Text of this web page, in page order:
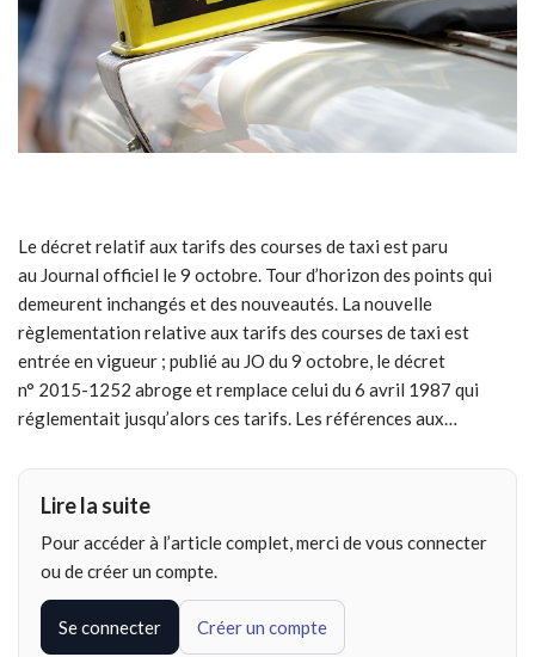
Le décret relatif aux tarifs des courses de taxi est paru
au Journal officiel le 9 octobre. Tour d’horizon des points qui
demeurent inchangés et des nouveautés. La nouvelle
règlementation relative aux tarifs des courses de taxi est
entrée en vigueur ; publié au JO du 9 octobre, le décret
n° 2015-1252 abroge et remplace celui du 6 avril 1987 qui
réglementait jusqu’alors ces tarifs. Les références aux…
Lire la suite
Pour accéder à l’article complet, merci de vous connecter
ou de créer un compte.
Se connecter Créer un compte